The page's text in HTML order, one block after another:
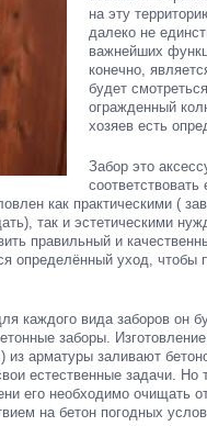
на эту
далеко не
важнейших
конечно,
будет
огражденный
хозяев есть
Забор это
как практическими (
так и эстетическими
правильный и
определённый уход,
каждого вида заборов он
заборы.
из арматуры заливают
естественные задачи.
его необходимо очищать
на бетон погодных